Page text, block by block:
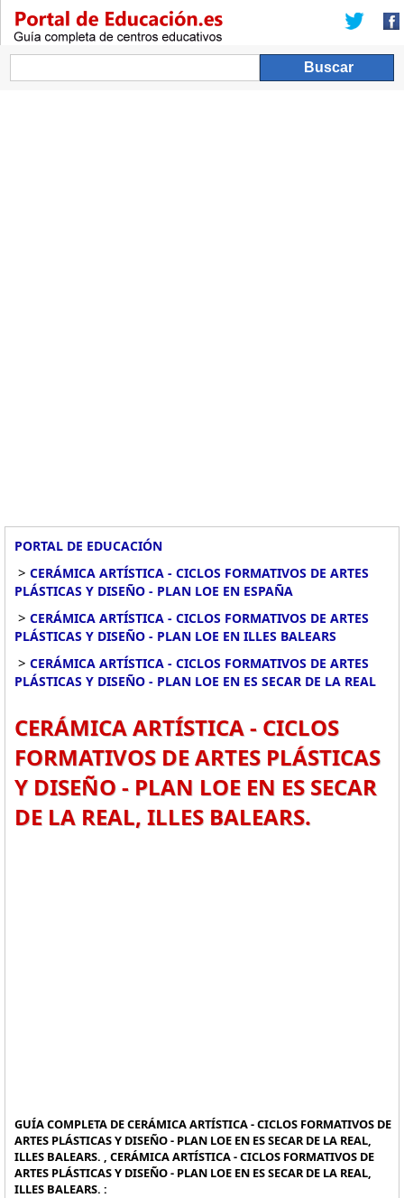
PORTAL DE EDUCACIÓN
> CERÁMICA ARTÍSTICA - CICLOS FORMATIVOS DE ARTES
PLÁSTICAS Y DISEÑO - PLAN LOE EN ESPAÑA
> CERÁMICA ARTÍSTICA - CICLOS FORMATIVOS DE ARTES
PLÁSTICAS Y DISEÑO - PLAN LOE EN ILLES BALEARS
> CERÁMICA ARTÍSTICA - CICLOS FORMATIVOS DE ARTES
PLÁSTICAS Y DISEÑO - PLAN LOE EN ES SECAR DE LA REAL
CERÁMICA ARTÍSTICA - CICLOS
FORMATIVOS DE ARTES PLÁSTICAS
Y DISEÑO - PLAN LOE EN ES SECAR
DE LA REAL, ILLES BALEARS.
GUÍA COMPLETA DE CERÁMICA ARTÍSTICA - CICLOS FORMATIVOS DE
ARTES PLÁSTICAS Y DISEÑO - PLAN LOE EN ES SECAR DE LA REAL,
ILLES BALEARS. , CERÁMICA ARTÍSTICA - CICLOS FORMATIVOS DE
ARTES PLÁSTICAS Y DISEÑO - PLAN LOE EN ES SECAR DE LA REAL,
ILLES BALEARS. :